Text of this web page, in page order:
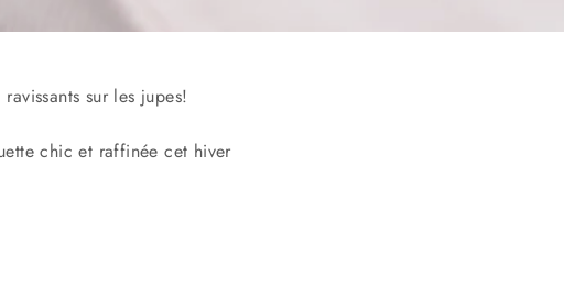
sur les jupes!
chic et raffinée cet hiver